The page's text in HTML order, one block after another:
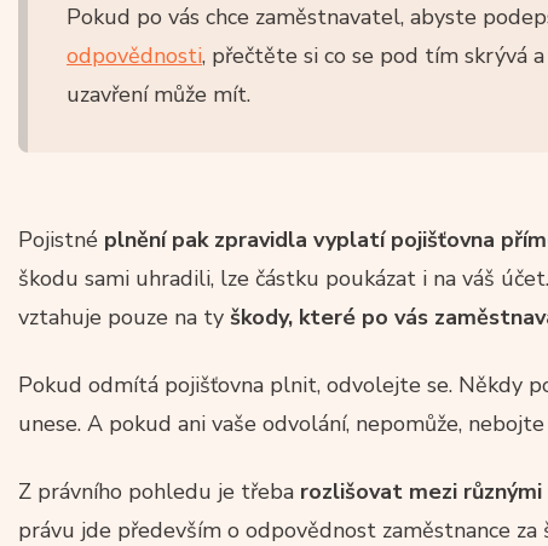
Pokud po vás chce zaměstnavatel, abyste
odpovědnosti, přečtěte si co se pod tím skrývá
uzavření může mít.
Pojistné plnění pak zpravidla vyplatí pojišťovna
škodu sami uhradili, lze částku poukázat i na váš
vztahuje pouze na ty škody, které po vás
Pokud odmítá pojišťovna plnit, odvolejte se. Někdy
unese. A pokud ani vaše odvolání, nepomůže,
Z právního pohledu je třeba rozlišovat mezi
právu jde především o odpovědnost zaměstnance